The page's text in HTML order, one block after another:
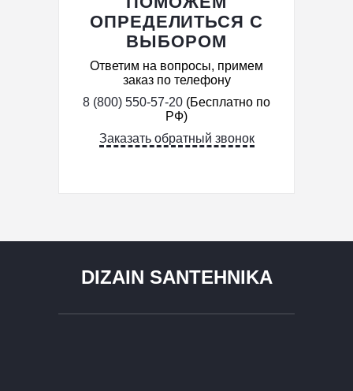
ОПРЕДЕЛИТЬСЯ С
ВЫБОРОМ
Ответим на вопросы, примем
заказ по телефону
8 (800) 550-57-20 (Бесплатно по
РФ)
Заказать обратный звонок
DIZAIN SANTEHNIKA